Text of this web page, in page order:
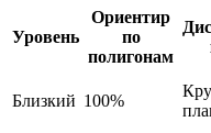
Уровень
Ориентир
по
полигонам
Близкий 100%